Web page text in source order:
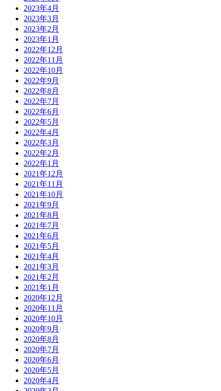
2023年4月
2023年3月
2023年2月
2023年1月
2022年12月
2022年11月
2022年10月
2022年9月
2022年8月
2022年7月
2022年6月
2022年5月
2022年4月
2022年3月
2022年2月
2022年1月
2021年12月
2021年11月
2021年10月
2021年9月
2021年8月
2021年7月
2021年6月
2021年5月
2021年4月
2021年3月
2021年2月
2021年1月
2020年12月
2020年11月
2020年10月
2020年9月
2020年8月
2020年7月
2020年6月
2020年5月
2020年4月